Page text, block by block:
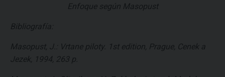
Enfoque según Masopust
Bibliografía:
Masopust, J.: Vrtane piloty. 1st edition, Prague, Cenek a
Jezek, 1994, 263 p.